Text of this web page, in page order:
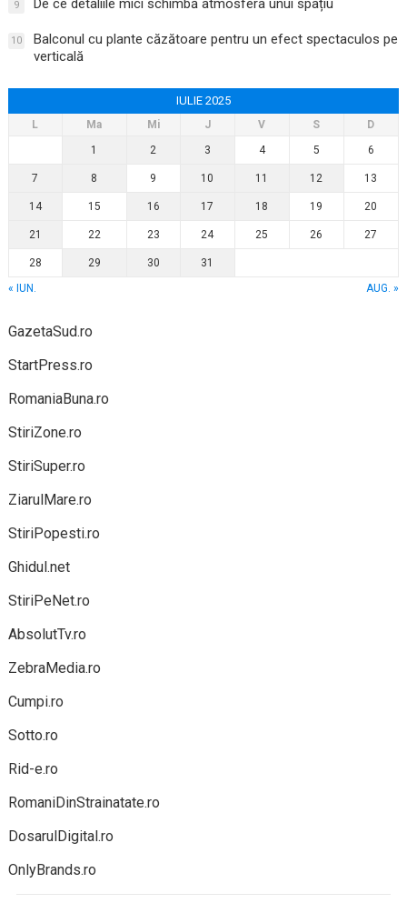
9 De ce detaliile mici schimbă atmosfera unui spațiu
10
Balconul cu plante căzătoare pentru un efect spectaculos pe
verticală
IULIE 2025
L Ma Mi J V S
D
1
2 3 4 5 6
7 8 9 10 11 12 13
14 15 16 17 18 19 20
21 22 23 24 25 26 27
28 29 30
31
« IUN.
AUG. »
GazetaSud.ro
StartPress.ro
RomaniaBuna.ro
StiriZone.ro
StiriSuper.ro
ZiarulMare.ro
StiriPopesti.ro
Ghidul.net
StiriPeNet.ro
AbsolutTv.ro
ZebraMedia.ro
Cumpi.ro
Sotto.ro
Rid-e.ro
RomaniDinStrainatate.ro
DosarulDigital.ro
OnlyBrands.ro